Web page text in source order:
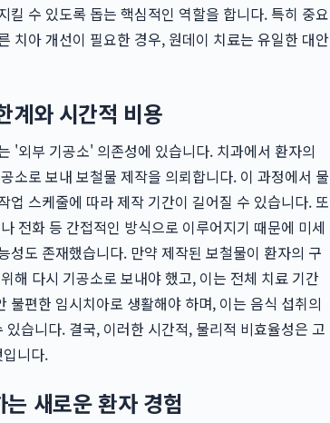
킬 수 있도록 돕는 핵심적인 역할을 합니다. 특히 중요
치아 개선이 필요한 경우, 원데이 치료는 유일한 대안
계와 시간적 비용
'외부 기공소' 의존성에 있습니다. 치과에서 환자의
소로 보내 보철물 제작을 의뢰합니다. 이 과정에서 물
업 스케줄에 따라 제작 기간이 길어질 수 있습니다. 또
전화 등 간접적인 방식으로 이루어지기 때문에 미세
성도 존재했습니다. 만약 제작된 보철물이 환자의 구
해 다시 기공소로 보내야 했고, 이는 전체 치료 기간
불편한 임시치아로 생활해야 하며, 이는 음식 섭취의
습니다. 결국, 이러한 시간적, 물리적 비효율성은 고
니다.
새로운 환자 경험